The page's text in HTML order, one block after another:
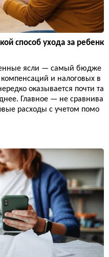
способ ухода за ребенк
ясли — самый бюдже
и налоговых в
оказывается почти та
Главное — не сравнива
расходы с учетом помо